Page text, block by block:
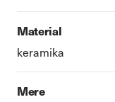
Material
keramika
Mere